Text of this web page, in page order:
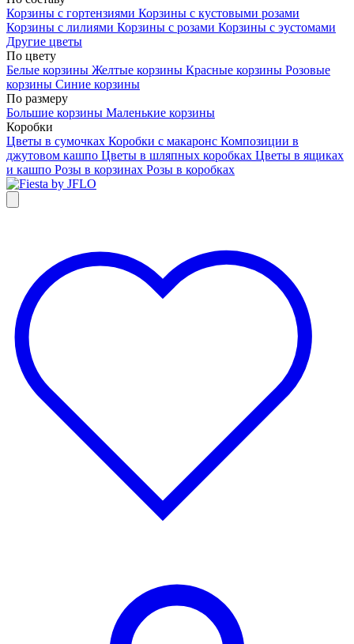
Корзины с гортензиями Корзины с кустовыми розами
Корзины с лилиями Корзины с розами Корзины с эустомами
Другие цветы
По цвету
Белые корзины Желтые корзины Красные корзины Розовые
корзины Синие корзины
По размеру
Большие корзины Маленькие корзины
Коробки
Цветы в сумочках Коробки с макаронс Композиции в
джутовом кашпо Цветы в шляпных коробках Цветы в ящиках
и кашпо Розы в корзинах Розы в коробках